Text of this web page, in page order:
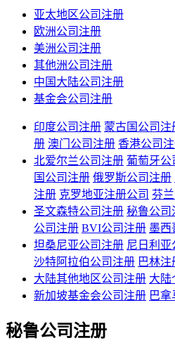
亚太地区公司注册
欧洲公司注册
美洲公司注册
其他洲公司注册
中国大陆公司注册
基金会公司注册
印度公司注册 蒙古国公司注
册 澳门公司注册 香港公司
北爱尔兰公司注册 葡萄牙公
国公司注册 俄罗斯公司注册
注册 克罗地亚注册公司 芬
圣文森特公司注册 秘鲁公司
公司注册 BVI公司注册 墨西
坦桑尼亚公司注册 尼日利亚
沙特阿拉伯公司注册 巴林注
大陆其他地区公司注册 大陆
新加坡基金会公司注册 巴
秘鲁公司注册